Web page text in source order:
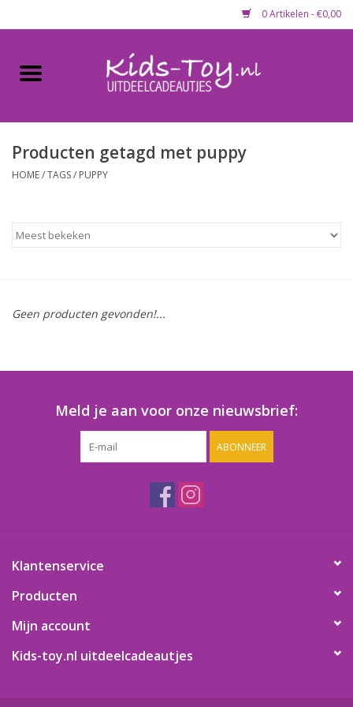
0 Artikelen - €0,00
Home
Gevulde capsules & mixen
Maandaanbieding
Lege capsules
Speelgoedpakketten
Gevulde capsules & mixen
Snoep / kauwgomballen
Producten getagd met puppy
HOME/TAGS/ PUPPY
Geen producten gevonden!...
Meld je aan voor onze nieuwsbrief:
ABONNEER
Klantenservice
Producten
Mijn account
Kids-toy.nl uitdeelcadeautjes